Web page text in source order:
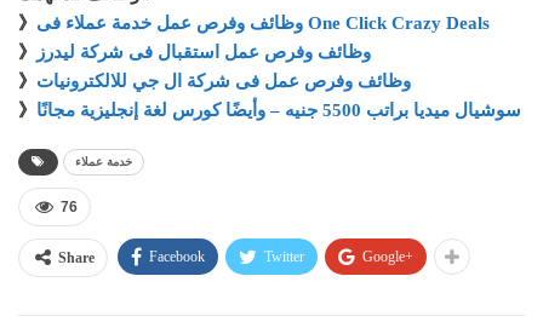
》
وظائف وفرص عمل خدمة عملاء فى One Click Crazy Deals
》
وظائف وفرص عمل استقبال فى شركة ليدرز
》 وظائف وفرص عمل فى شركة ال جي للالكترونيات
》
سوشيال ميديا براتب 5500 جنيه – وأيضًا كورس لغة إنجليزية مجانًا
خدمة عملاء
76
Share Facebook Twitter Google+